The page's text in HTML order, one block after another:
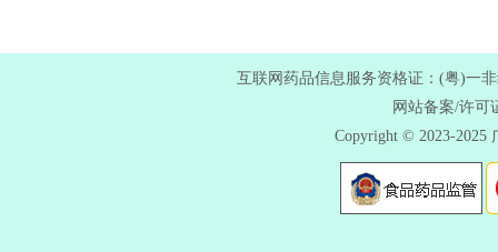
互联网药品信息服务资格证：(粤)一
网站备案/许可
Copyright © 2023-